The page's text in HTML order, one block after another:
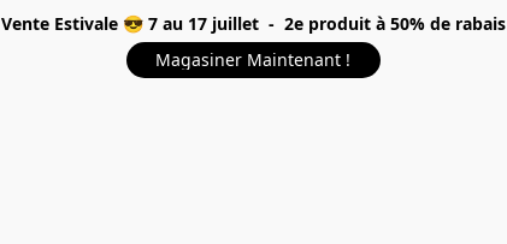
Vente Estivale 😎 7 au 17 juillet - 2e produit à 50% de rabais
Magasiner Maintenant !